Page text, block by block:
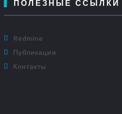
ПОЛЕЗНЫЕ ССЫЛКИ
Redmine
Публикации
Контакты